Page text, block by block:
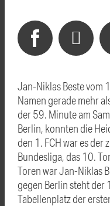
Jan-Niklas Beste vom
Namen gerade mehr
der 59. Minute am
Berlin, konnten die
den 1. FCH war es der
Bundesliga, das 10.
Toren war Jan-Niklas
gegen Berlin steht der
Tabellenplatz der